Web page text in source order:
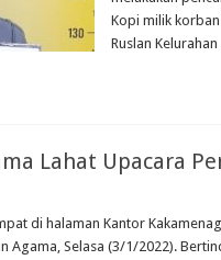
Kopi milik korban
Ruslan
Lahat Upacara
di halaman Kantor
Agama, Selasa (3/1/2022).